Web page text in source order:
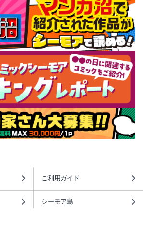
ご利用ガイド
シーモア島